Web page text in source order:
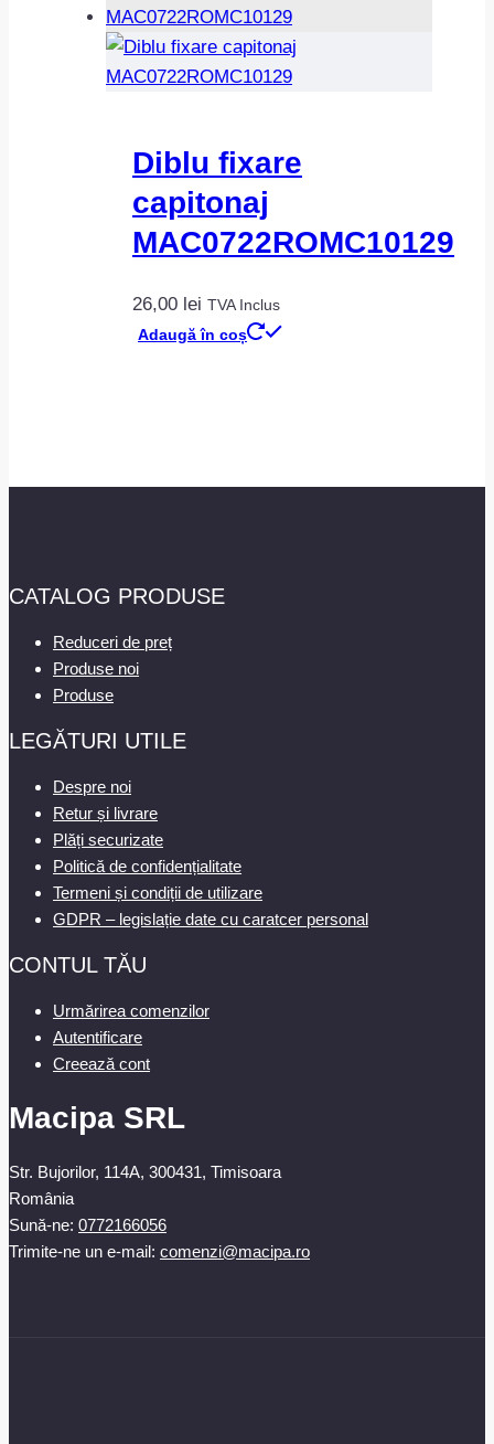
Diblu fixare
capitonaj
MAC0722ROMC10129
26,00 lei TVA Inclus
Adaugă în coș
CATALOG PRODUSE
Reduceri de preț
Produse noi
Produse
LEGĂTURI UTILE
Despre noi
Retur și livrare
Plăți securizate
Politică de confidențialitate
Termeni și condiții de utilizare
GDPR – legislație date cu caratcer personal
CONTUL TĂU
Urmărirea comenzilor
Autentificare
Creează cont
Macipa SRL
Str. Bujorilor, 114A, 300431, Timisoara
România
Sună-ne: 0772166056
Trimite-ne un e-mail: comenzi@macipa.ro